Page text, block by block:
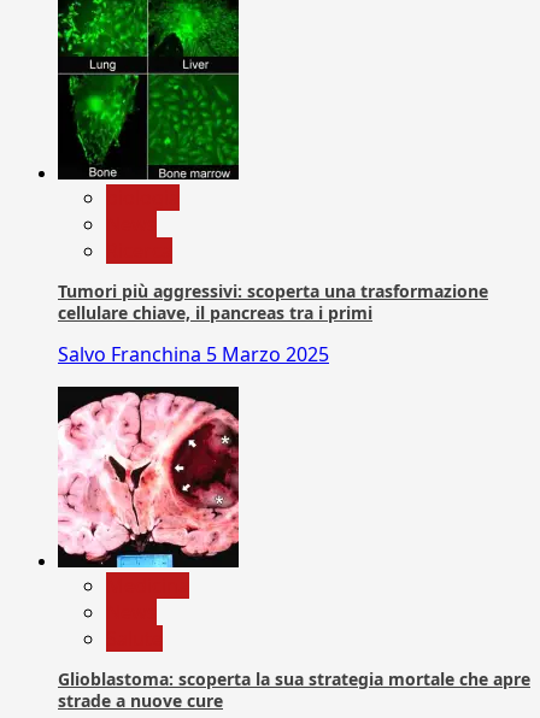
Tumori più aggressivi: scoperta una trasformazione
cellulare chiave, il pancreas tra i primi
Salvo Franchina 5 Marzo 2025
Glioblastoma: scoperta la sua strategia mortale che apre
strade a nuove cure